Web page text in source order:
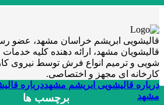
قالیشویی ابریشم خراسان مشهد، عضو
قالیشویان مشهد، ارائه دهنده کلیه
شویی و ترمیم انواع فرش توسط نیروی
کارخانه ای مجهز و اختصاصی.
درباره قالیشویی ابریشم مشهددرباره
مشهد
برچسب ها